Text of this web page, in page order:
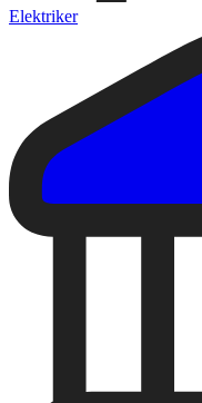
Elektriker